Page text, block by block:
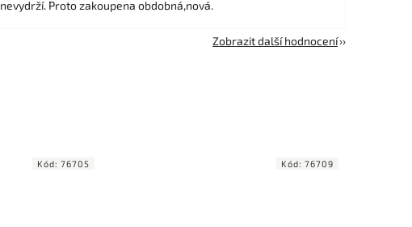
nevydrží. Proto zakoupena obdobná,nová.
Zobrazit další hodnocení
Kód: 76705 Kód: 76709